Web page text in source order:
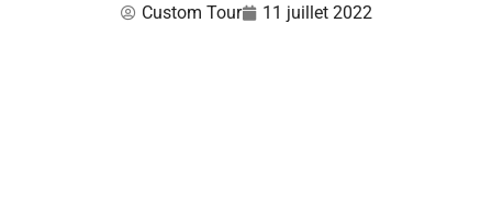
Custom Tour 11 juillet 2022